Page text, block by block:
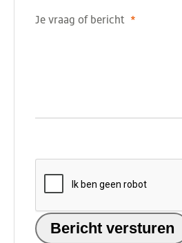
Je vraag of bericht *
Bericht versturen